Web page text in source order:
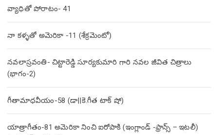
వ్యాధితో పోరాటం- 41
నా కళ్ళతో అమెరికా -11 (శేక్రమెంటో)
నవలాస్రవంతి- చిట్టారెడ్డి సూర్యకుమారి గారి నవల జీవిత చిత్రాలు
(భాగం-2)
గీతామాధవీయం-58 (డా||కె.గీత టాక్ షో)
యాత్రాగీతం-81 అమెరికా నించి ఐరోపాకి (ఇంగ్లాండ్ -ఫ్రాన్స్ – ఇటలీ)